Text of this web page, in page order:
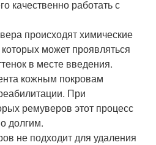
качественно работать с
происходят химические
может проявляться
в месте введения.
кожным покровам
При
ремуверов этот процесс
долгим.
не подходит для удаления